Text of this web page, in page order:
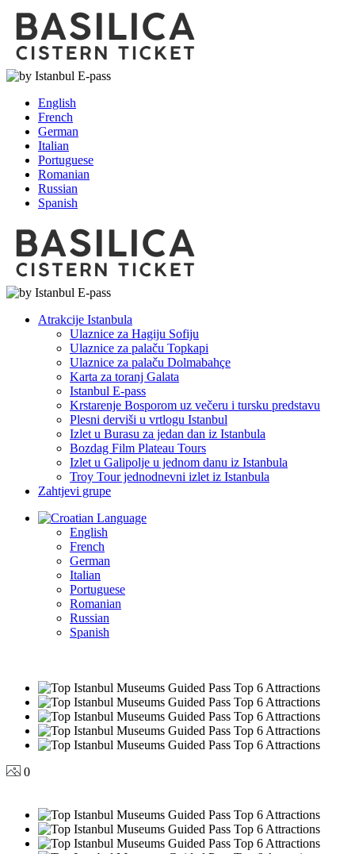
English
French
German
Italian
Portuguese
Romanian
Russian
Spanish
Atrakcije Istanbula
Ulaznice za Hagiju Sofiju
Ulaznice za palaču Topkapi
Ulaznice za palaču Dolmabahçe
Karta za toranj Galata
Istanbul E-pass
Krstarenje Bosporom uz večeru i tursku predstavu
Plesni derviši u vrtlogu Istanbul
Izlet u Burasu za jedan dan iz Istanbula
Bozdag Film Plateau Tours
Izlet u Galipolje u jednom danu iz Istanbula
Troy Tour jednodnevni izlet iz Istanbula
Zahtjevi grupe
Language
English
French
German
Italian
Portuguese
Romanian
Russian
Spanish
0